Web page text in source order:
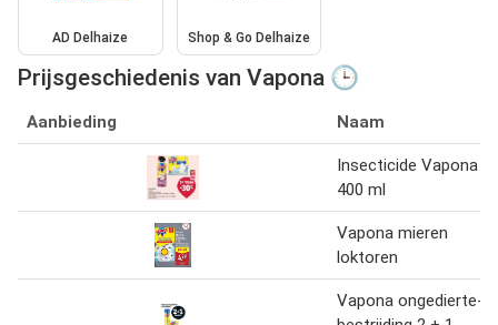
AD Delhaize Shop & Go Delhaize
Prijsgeschiedenis van Vapona 🕒
Aanbieding Naam
Insecticide Vapona
400 ml
Vapona mieren
loktoren
Vapona ongedierte-